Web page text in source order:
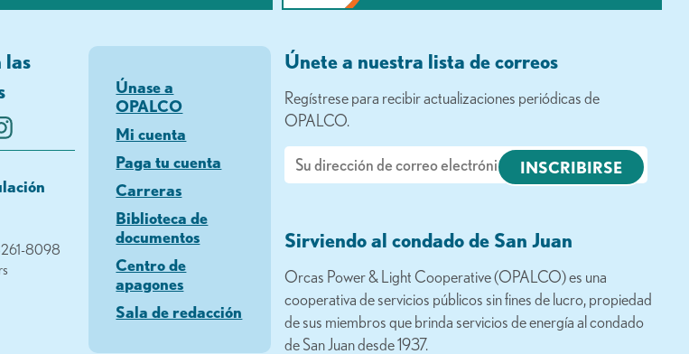
las
8098
Únase a
OPALCO
Mi cuenta
Paga tu cuenta
Carreras
Biblioteca de
documentos
Centro de
apagones
Sala de redacción
Únete a nuestra lista de correos
Regístrese para recibir actualizaciones periódicas de
OPALCO.
Correo
electrónico
Sirviendo al condado de San Juan
Orcas Power & Light Cooperative (OPALCO) es una
cooperativa de servicios públicos sin fines de lucro, propiedad
de sus miembros que brinda servicios de energía al condado
de San Juan desde 1937.